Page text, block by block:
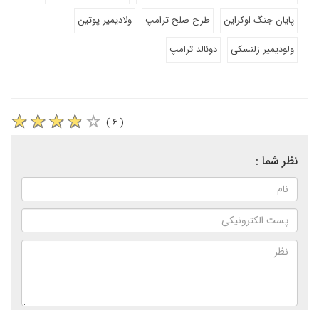
پایان جنگ اوکراین
طرح صلح ترامپ
ولادیمیر پوتین
ولودیمیر زلنسکی
دونالد ترامپ
( ۶ )
نظر شما :